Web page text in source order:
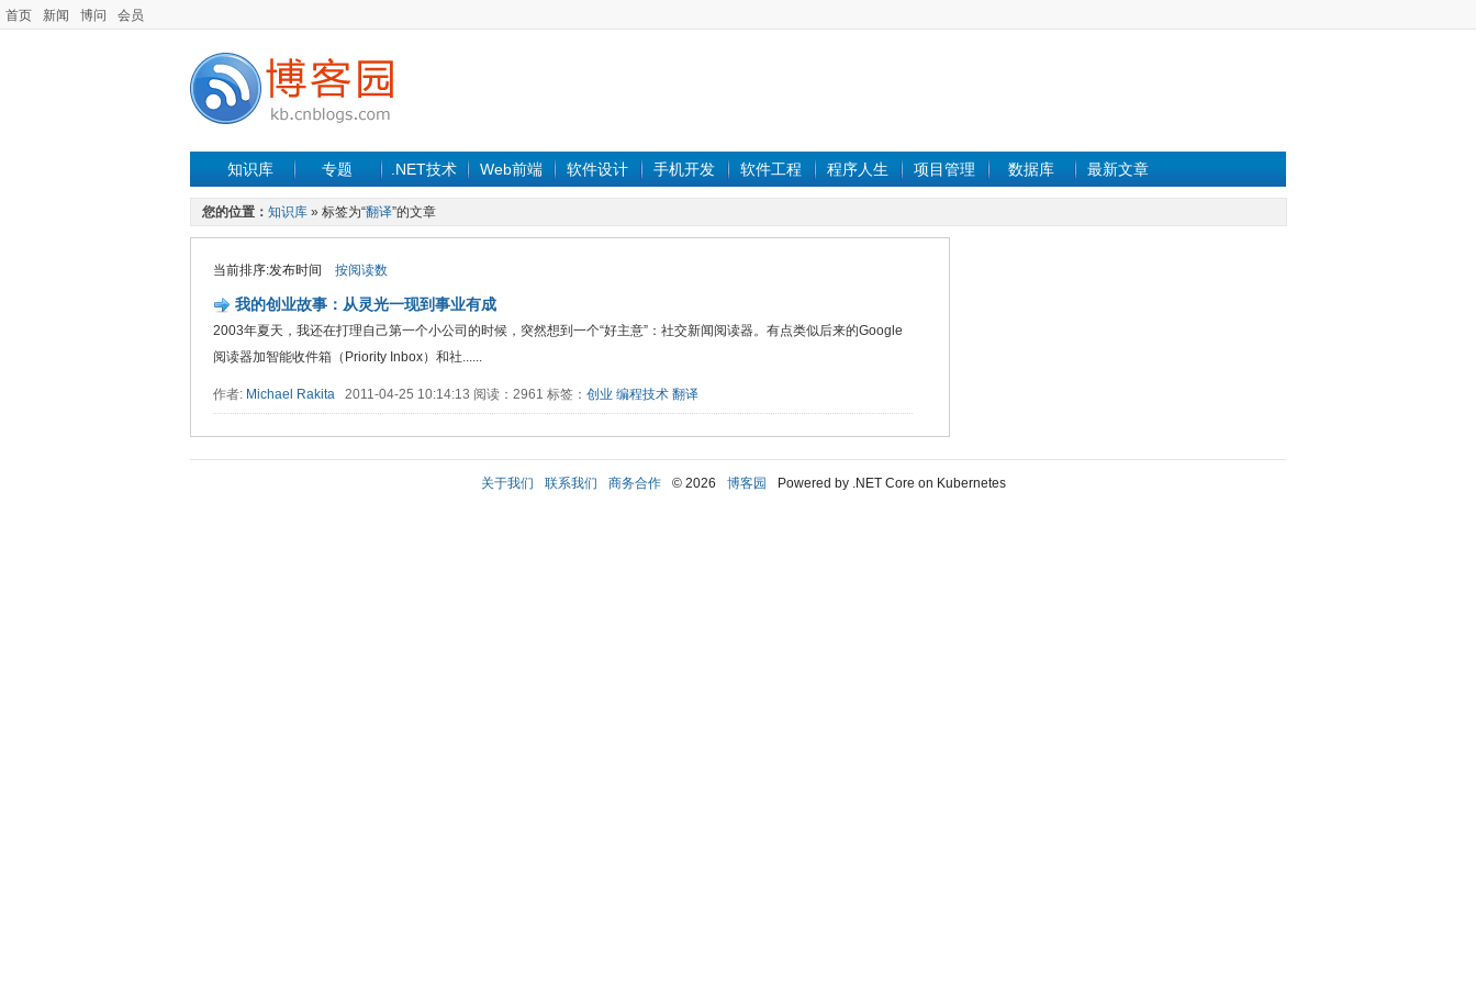
首页 新闻 博问 会员
知识库 专题 .NET技术 Web前端 软件设计 手机开发 软件工程 程序人生 项目管理 数据库 最新文章
您的位置： 知识库 » 标签为“翻译”的文章
当前排序:发布时间 按阅读数
我的创业故事：从灵光一现到事业有成
2003年夏天，我还在打理自己第一个小公司的时候，突然想到一个“好主意”：社交新闻阅读器。有点类似后来的Google
阅读器加智能收件箱（Priority Inbox）和社......
作者: Michael Rakita 2011-04-25 10:14:13 阅读：2961 标签： 创业 编程技术 翻译
关于我们 联系我们 商务合作 © 2026 博客园 Powered by .NET Core on Kubernetes